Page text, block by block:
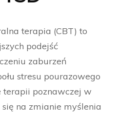
terapia (CBT) to
podejść
zaburzeń
stresu pourazowego
terapii poznawczej w
na zmianie myślenia